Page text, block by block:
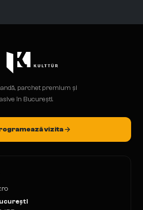
parchet premium și
în București.
vizita